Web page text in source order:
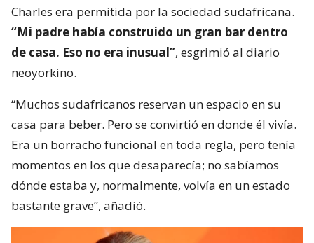
Charles era permitida por la sociedad sudafricana.
“Mi padre había construido un gran bar dentro
de casa. Eso no era inusual”, esgrimió al diario
neoyorkino.
“Muchos sudafricanos reservan un espacio en su
casa para beber. Pero se convirtió en donde él vivía.
Era un borracho funcional en toda regla, pero tenía
momentos en los que desaparecía; no sabíamos
dónde estaba y, normalmente, volvía en un estado
bastante grave”, añadió.